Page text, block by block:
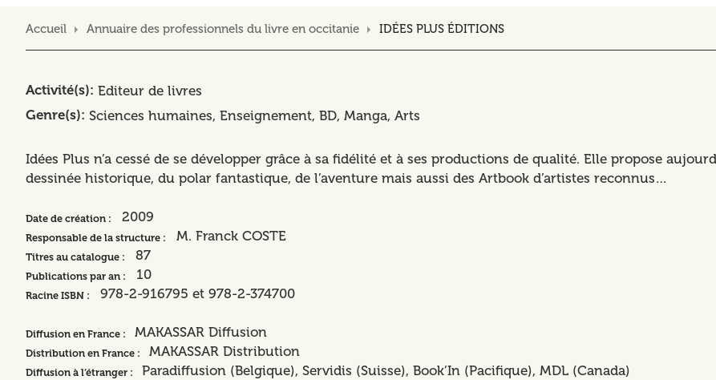
Accueil Annuaire des professionnels du livre en occitanie IDÉES PLUS ÉDITIONS
Activité(s) Editeur de livres
Genre(s) Sciences humaines Enseignement BD, Manga Arts
Idées Plus n’a cessé de se développer grâce à sa fidélité et à ses productions de qualité. Elle propose
dessinée historique, du polar fantastique, de l’aventure mais aussi des Artbook d’artistes reconnus…
Date de création : 2009
Responsable de la structure : M. Franck COSTE
Titres au catalogue : 87
Publications par an : 10
Racine ISBN : 978-2-916795 et 978-2-374700
Diffusion en France : MAKASSAR Diffusion
Distribution en France : MAKASSAR Distribution
Diffusion à l’étranger : Paradiffusion (Belgique), Servidis (Suisse), Book’In (Pacifique), MDL (Canada)